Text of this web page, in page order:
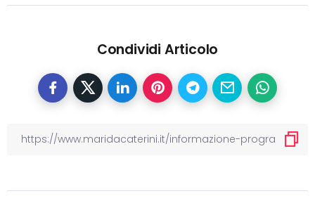
Condividi Articolo